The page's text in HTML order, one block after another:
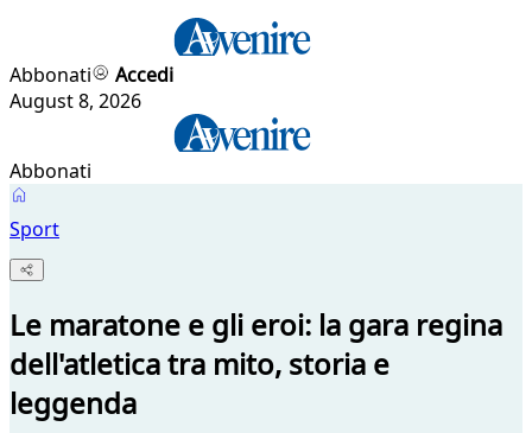
Abbonati
Accedi
August 8, 2026
Abbonati
Sport
Le maratone e gli eroi: la gara regina
dell'atletica tra mito, storia e
leggenda